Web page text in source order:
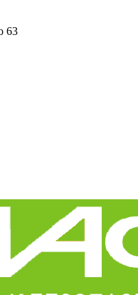
63